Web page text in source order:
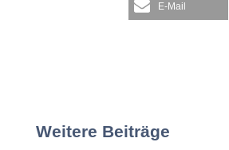
E-Mail
Weitere Beiträge